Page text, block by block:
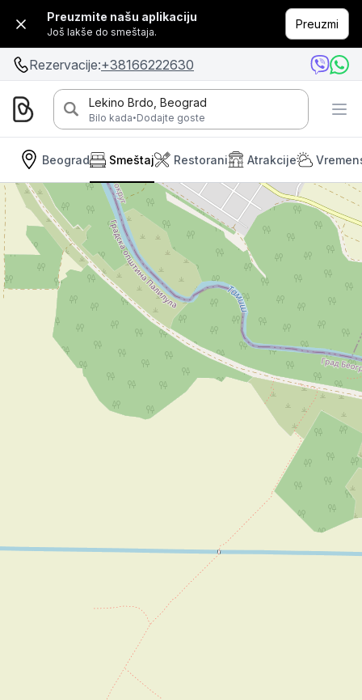
Preuzmite našu aplikaciju
Još lakše do smeštaja.
Preuzmi
Rezervacije:+38166222630
Lekino Brdo, Beograd
Bilo kada·Dodajte goste
Beograd Smeštaj Restorani Atrakcije